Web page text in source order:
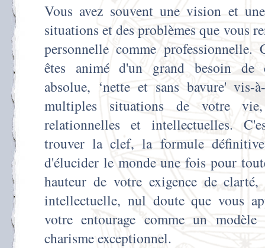
Vous avez souvent une vision et
situations et des problèmes que vous
personnelle comme professionnelle.
êtes animé d'un grand besoin de
absolue, ‘nette et sans bavure'
multiples situations de votre
relationnelles et intellectuelles.
trouver la clef, la formule
d'élucider le monde une fois pour
hauteur de votre exigence de
intellectuelle, nul doute que vous
votre entourage comme un modèle
charisme exceptionnel.